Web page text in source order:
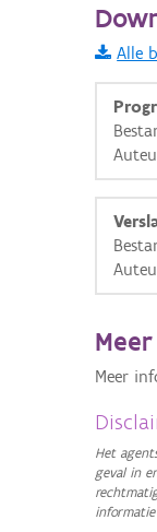
i
+
Alle
Meer
Het
geval in